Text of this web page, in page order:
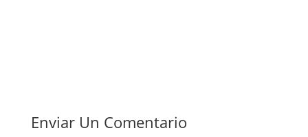
Enviar Un Comentario